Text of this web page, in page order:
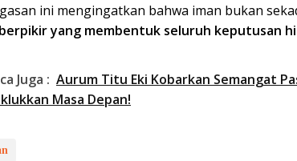
ini mengingatkan bahwa iman bukan
yang membentuk seluruh keputusan
Juga : Aurum Titu Eki Kobarkan Semangat
Masa Depan!